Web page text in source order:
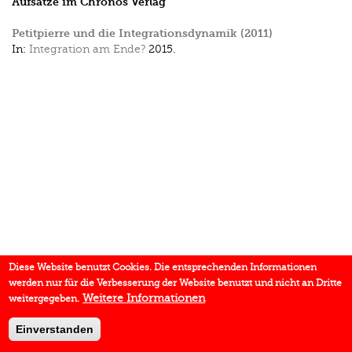
Petitpierre und die Integrationsdynamik (2011)
In: Integration am Ende? 2015.
Diese Website benutzt Cookies. Die entsprechenden Informationen
werden nur für die Verbesserung der Website benutzt und nicht an Dritte
weitergegeben. Weitere Informationen
Einverstanden